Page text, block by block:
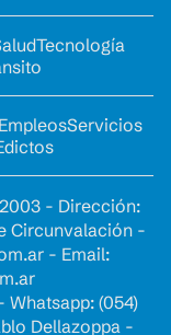
Tecnología
EmpleosServicios
- Dirección:
Circunvalación -
- Email:
Whatsapp: (054)
Dellazoppa -